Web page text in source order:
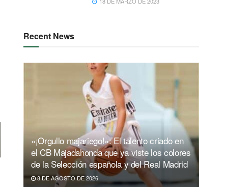
Recent News
«¡Orgullo majariego!»: El talento criado en
el CB Majadahonda que ya viste los colores
de la Selección española y del Real Madrid
8 DE AGOSTO DE 2026